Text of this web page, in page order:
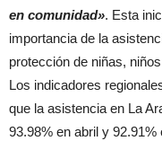
en comunidad». Esta
importancia de la
protección de niñas,
Los indicadores
que la asistencia en La
93.98% en abril y